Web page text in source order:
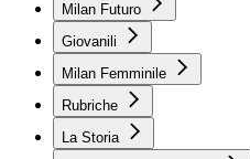
Milan Futuro
Giovanili
Milan Femminile
Rubriche
La Storia